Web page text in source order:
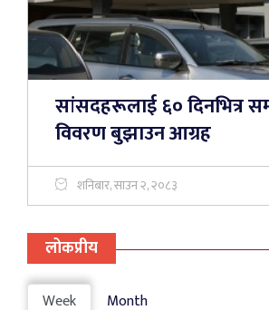
सांसदहरूलाई ६० दिनभित्र
विवरण बुझाउन आग्रह
शनिबार, साउन २, २०८३
लोकप्रीय
Week Month